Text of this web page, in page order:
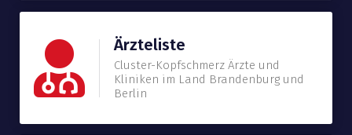
Ärzteliste
Cluster-Kopfschmerz Ärzte und
Kliniken im Land Brandenburg und
Berlin